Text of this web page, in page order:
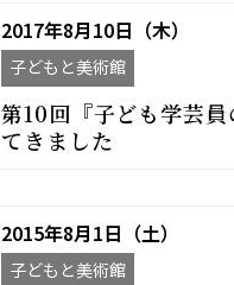
2017年8月10日（木）
子どもと美術館
第10回『子ども学芸員
てきました
2015年8月1日（土）
子どもと美術館